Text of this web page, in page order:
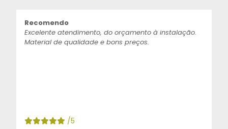
Recomendo
Excelente atendimento, do orçamento à instalação.
Material de qualidade e bons preços.
/5